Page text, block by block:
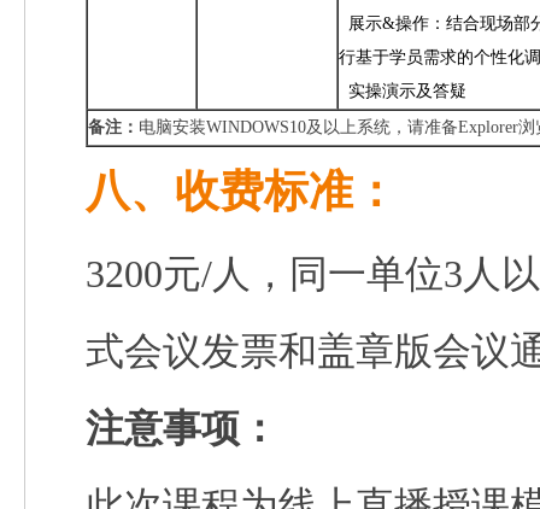
展示&操作：结合现场部
行基于学员需求的个性化
实操演示及答疑
备注： 电脑安装WINDOWS10及以上系统，请准备Explorer浏
八、 收费标准：
3200元/人，同一单位3人
式会议发票和盖章版会议
注意事项：